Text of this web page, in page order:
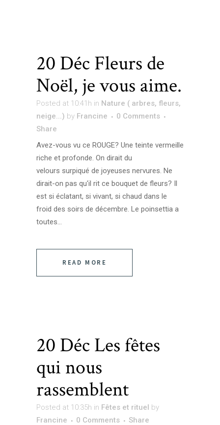
20 DécFleurs de
Noël, je vous aime.
Posted at 10:41h in Nature ( arbres, fleurs,
neige...) by Francine
0 Comments
Share
Avez-vous vu ce ROUGE? Une teinte vermeille
riche et profonde. On dirait du
velours surpiqué de joyeuses nervures. Ne
dirait-on pas qu'il rit ce bouquet de fleurs? Il
est si éclatant, si vivant, si chaud dans le
froid des soirs de décembre. Le poinsettia a
toutes...
READ MORE
20 DécLes fêtes
qui nous
rassemblent
Posted at 10:35h in Fêtes et rituel by
Francine
0 Comments Share